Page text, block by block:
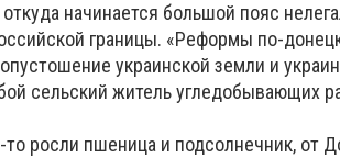
начинается большой пояс
границы. «Реформы по-
украинской земли и
сельский житель угледобывающих
росли пшеница и подсолнечник, от